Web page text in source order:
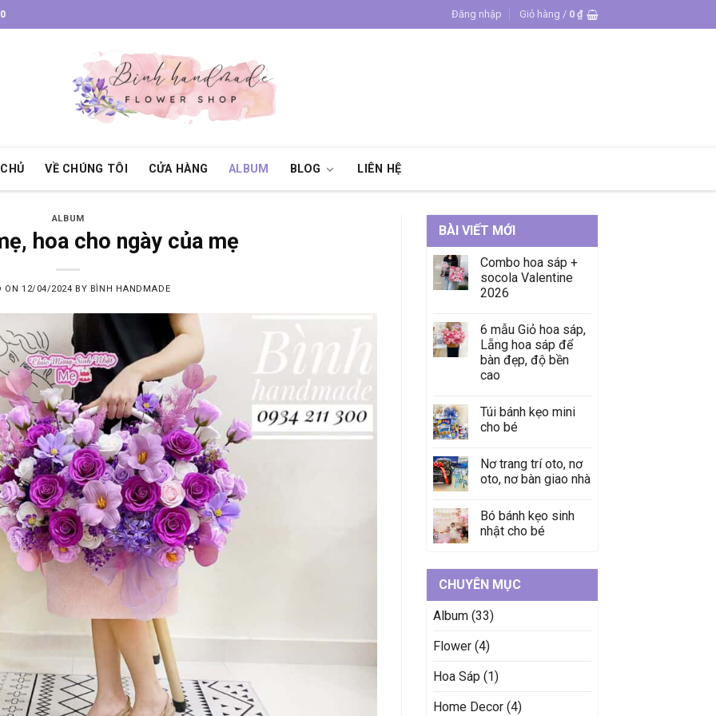
Đăng nhập Giỏ hàng / 0 ₫
VỀ CHÚNG TÔI CỬA HÀNG ALBUM BLOG LIÊN HỆ
ALBUM
hoa cho ngày của mẹ
ON 12/04/2024 BY BÌNH HANDMADE
BÀI VIẾT MỚI
Combo hoa sáp +
socola Valentine
2026
6 mẫu Giỏ hoa sáp,
Lẵng hoa sáp để
bàn đẹp, độ bền
cao
Túi bánh kẹo mini
cho bé
Nơ trang trí oto, nơ
oto, nơ bàn giao nhà
Bó bánh kẹo sinh
nhật cho bé
CHUYÊN MỤC
Album(33)
Flower(4)
Hoa Sáp (1)
Home Decor(4)